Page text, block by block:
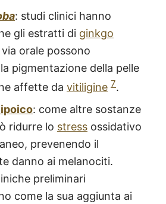
: studi clinici hanno
gli estratti di ginkgo
orale possono
pigmentazione della pelle
affette da vitiligine 7.
: come altre sostanze
ridurre lo stress ossidativo
prevenendo il
danno ai melanociti.
preliminari
come la sua aggiunta ai